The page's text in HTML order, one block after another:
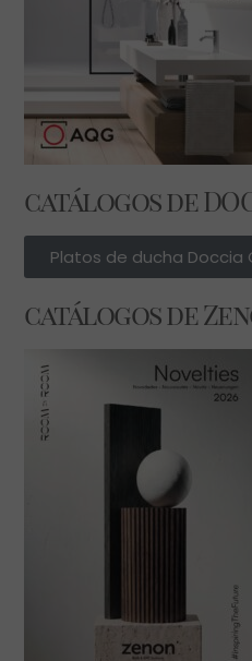
catálogos de
Platos de ducha Doccia
catálogos de